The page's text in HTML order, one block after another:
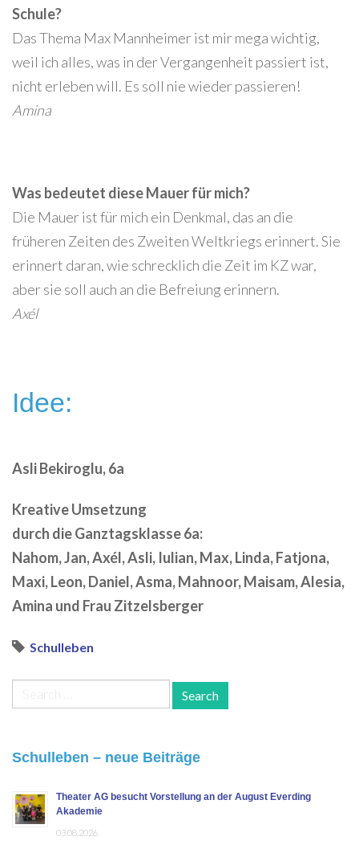
Schule?
Das Thema Max Mannheimer ist mir mega wichtig,
weil ich alles, was in der Vergangenheit passiert ist,
nicht erleben will. Es soll nie wieder passieren!
Amina
Was bedeutet diese Mauer für mich?
Die Mauer ist für mich ein Denkmal, das an die
früheren Zeiten des Zweiten Weltkriegs erinnert. Sie
erinnert daran, wie schrecklich die Zeit im KZ war,
aber sie soll auch an die Befreiung erinnern.
Axél
Idee:
Asli Bekiroglu, 6a
Kreative Umsetzung
durch die Ganztagsklasse 6a:
Nahom, Jan, Axél, Asli, Iulian, Max, Linda, Fatjona,
Maxi, Leon, Daniel, Asma, Mahnoor, Maisam, Alesia,
Amina und Frau Zitzelsberger
Schulleben
Schulleben – neue Beiträge
Theater AG besucht Vorstellung an der August Everding
Akademie
03.08.2026